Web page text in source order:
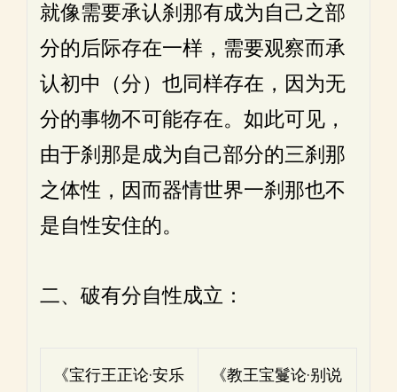
就像需要承认刹那有成为自己之部
分的后际存在一样，需要观察而承
认初中（分）也同样存在，因为无
分的事物不可能存在。如此可见，
由于刹那是成为自己部分的三刹那
之体性，因而器情世界一刹那也不
是自性安住的。
二、破有分自性成立：
《宝行王正论·安乐
《教王宝鬘论·别说